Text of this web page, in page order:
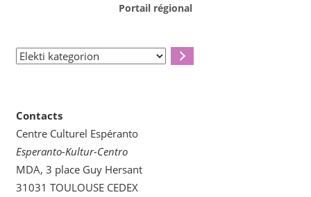
Portail régional
Elekti
Contacts
Centre Culturel Espéranto
Esperanto-Kultur-Centro
MDA, 3 place Guy Hersant
31031 TOULOUSE CEDEX